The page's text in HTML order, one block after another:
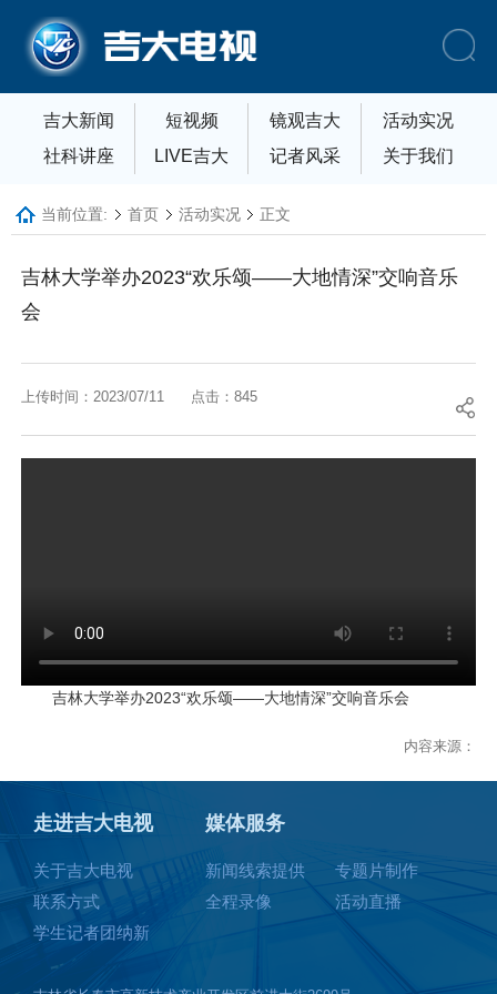
吉大新闻 短视频 镜观吉大
活动实况
社科讲座
LIVE吉大 记者风采 关于我们
当前位置: 首页 活动实况 正文
吉林大学举办2023“欢乐颂——大地情深”交响音乐
会
上传时间：2023/07/11 点击： 845
吉林大学举办2023“欢乐颂——大地情深”交响音乐会
内容来源：
走进吉大电视
关于吉大电视
联系方式
学生记者团纳新
媒体服务
新闻线索提供
专题片制作
全程录像
活动直播